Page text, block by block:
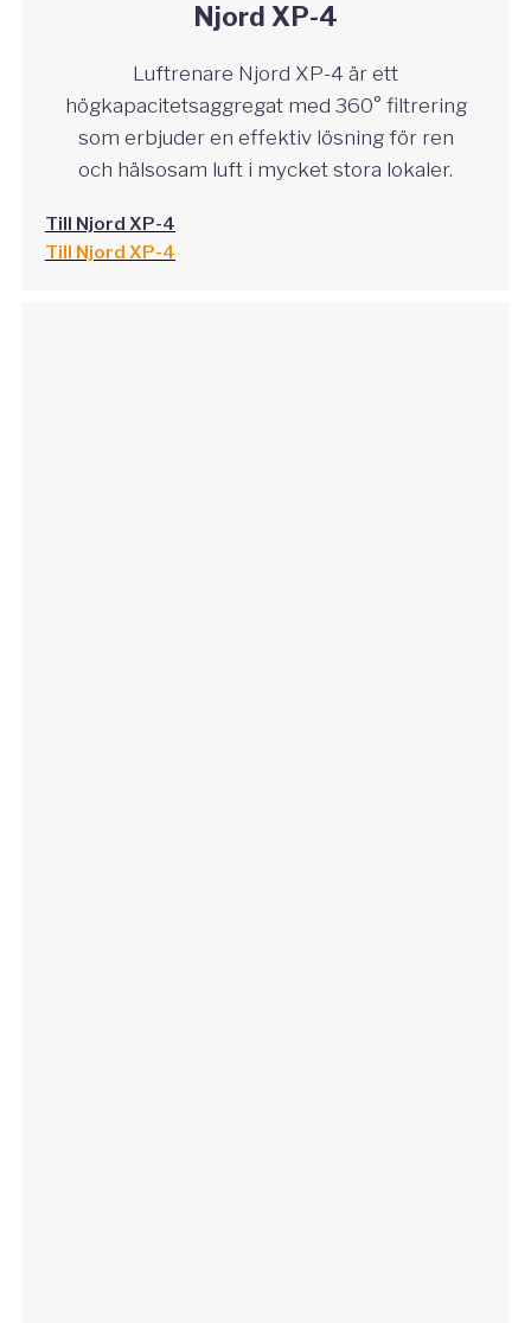
Njord XP-4
Luftrenare Njord XP-4 är ett
högkapacitetsaggregat med 360° filtrering
som erbjuder en effektiv lösning för ren
och hälsosam luft i mycket stora lokaler.
Till Njord XP-4
Till Njord XP-4